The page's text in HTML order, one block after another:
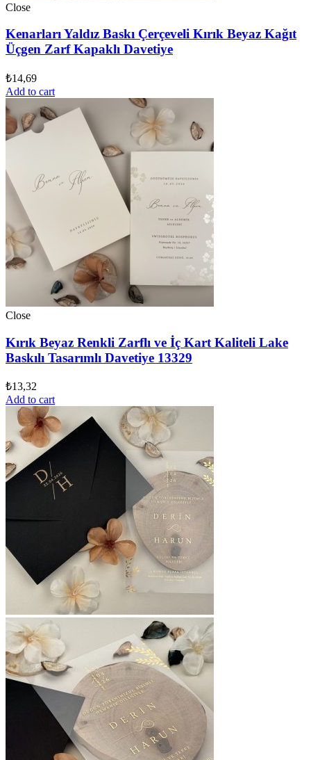
Close
Kenarları Yaldız Baskı Çerçeveli Kırık Beyaz Kağıt
Üçgen Zarf Kapaklı Davetiye
₺14,69
Add to cart
Close
Kırık Beyaz Renkli Zarflı ve İç Kart Kaliteli Lake
Baskılı Tasarımlı Davetiye 13329
₺13,32
Add to cart